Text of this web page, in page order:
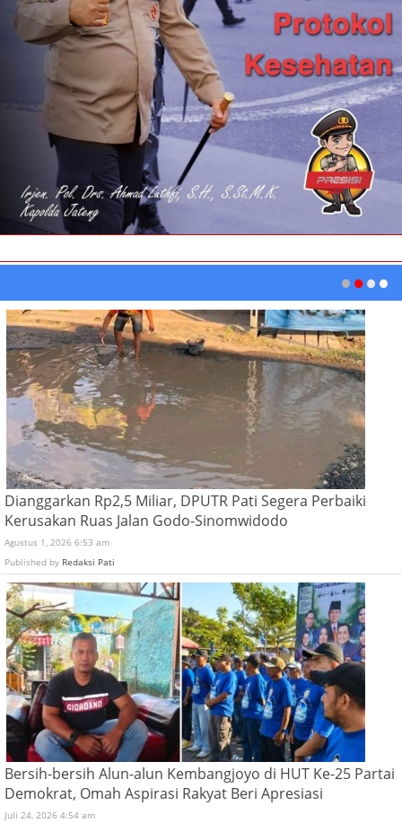
Dianggarkan Rp2,5 Miliar, DPUTR Pati Segera Perbaiki
Kerusakan Ruas Jalan Godo-Sinomwidodo
Agustus 1, 2026 6:53 am
Published by Redaksi Pati
Bersih-bersih Alun-alun Kembangjoyo di HUT Ke-25 Partai
Demokrat, Omah Aspirasi Rakyat Beri Apresiasi
Juli 24, 2026 4:54 am